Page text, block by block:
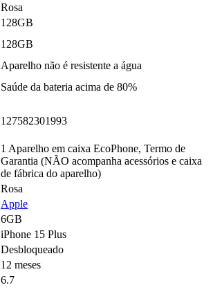
Rosa
128GB
128GB
Aparelho não é resistente a água
Saúde da bateria acima de 80%
127582301993
1 Aparelho em caixa EcoPhone, Termo de
Garantia (NÃO acompanha acessórios e caixa
de fábrica do aparelho)
Rosa
Apple
6GB
iPhone 15 Plus
Desbloqueado
12 meses
6.7